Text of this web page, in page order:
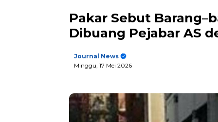
Pakar Sebut
Dibuang Pejabar AS
Journal News
Minggu, 17 Mei 2026